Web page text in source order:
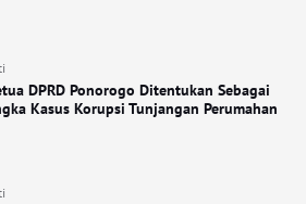
DPRD Ponorogo Ditentukan Sebagai
Kasus Korupsi Tunjangan Perumahan